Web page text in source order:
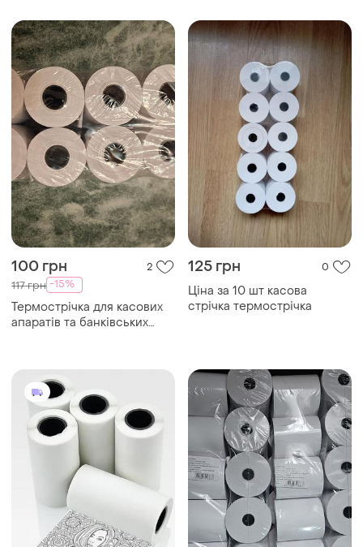
100 грн 2
117 грн -15%
Термострічка для касових
апаратів та банківських
125 грн 0
Ціна за 10 шт касова
стрічка термострічка